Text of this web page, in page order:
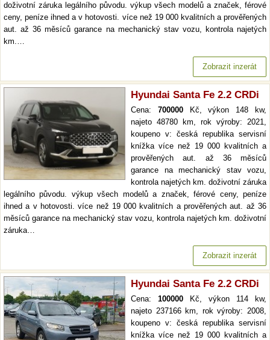
doživotní záruka legálního původu. výkup všech modelů a značek, férové
ceny, peníze ihned a v hotovosti. více než 19 000 kvalitních a prověřených
aut. až 36 měsíců garance na mechanický stav vozu, kontrola najetých
km.…
Zobrazit inzerát
Hyundai Santa Fe 2.2 CRDi
Cena: 700000Kč, výkon 148 kw,
najeto 48780 km, rok výroby: 2021,
koupeno v: česká republika servisní
knížka více než 19 000 kvalitních a
prověřených aut. až 36 měsíců
garance na mechanický stav vozu,
kontrola najetých km. doživotní záruka
legálního původu. výkup všech modelů a značek, férové ceny, peníze
ihned a v hotovosti. více než 19 000 kvalitních a prověřených aut. až 36
měsíců garance na mechanický stav vozu, kontrola najetých km. doživotní
záruka…
Zobrazit inzerát
Hyundai Santa Fe 2.2 CRDi
Cena: 100000 Kč, výkon 114 kw,
najeto 237166 km, rok výroby: 2008,
koupeno v: česká republika servisní
knížka více než 19 000 kvalitních a